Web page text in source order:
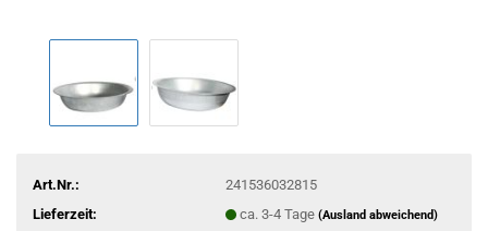
Art.Nr.:
241536032815
Lieferzeit:
ca. 3-4 Tage (Ausland abweichend)